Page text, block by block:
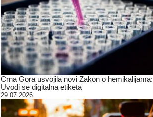
Crna Gora usvojila novi Zakon o hemikalijama:
Uvodi se digitalna etiketa
29.07.2026